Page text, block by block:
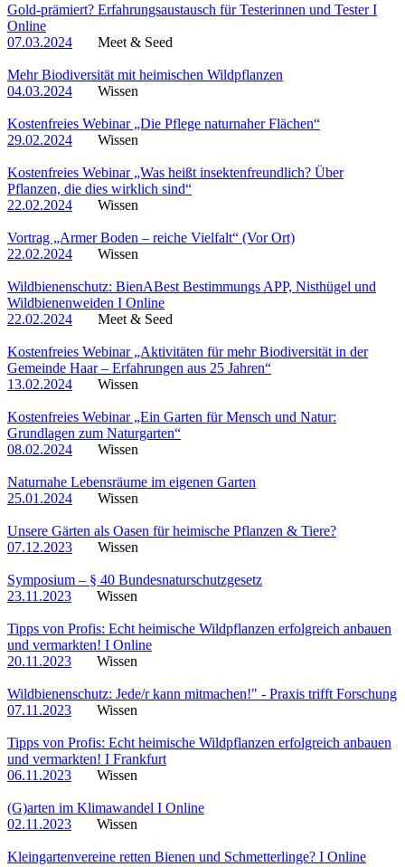
Gold-prämiert? Erfahrungsaustausch für Testerinnen und Tester I
Online
07.03.2024
Meet & Seed
Mehr Biodiversität mit heimischen Wildpflanzen
04.03.2024
Wissen
Kostenfreies Webinar „Die Pflege naturnaher Flächen“
29.02.2024
Wissen
Kostenfreies Webinar „Was heißt insektenfreundlich? Über
Pflanzen, die dies wirklich sind“
22.02.2024
Wissen
Vortrag „Armer Boden – reiche Vielfalt“ (Vor Ort)
22.02.2024
Wissen
Wildbienenschutz: BienABest Bestimmungs APP, Nisthügel und
Wildbienenweiden I Online
22.02.2024
Meet & Seed
Kostenfreies Webinar „Aktivitäten für mehr Biodiversität in der
Gemeinde Haar – Erfahrungen aus 25 Jahren“
13.02.2024
Wissen
Kostenfreies Webinar „Ein Garten für Mensch und Natur:
Grundlagen zum Naturgarten“
08.02.2024
Wissen
Naturnahe Lebensräume im eigenen Garten
25.01.2024
Wissen
Unsere Gärten als Oasen für heimische Pflanzen & Tiere?
07.12.2023
Wissen
Symposium – § 40 Bundesnaturschutzgesetz
23.11.2023
Wissen
Tipps von Profis: Echt heimische Wildpflanzen erfolgreich anbauen
und vermarkten! I Online
20.11.2023
Wissen
Wildbienenschutz: Jede/r kann mitmachen!" - Praxis trifft Forschung
07.11.2023
Wissen
Tipps von Profis: Echt heimische Wildpflanzen erfolgreich anbauen
und vermarkten! I Frankfurt
06.11.2023
Wissen
(G)arten im Klimawandel I Online
02.11.2023
Wissen
Kleingartenvereine retten Bienen und Schmetterlinge? I Online